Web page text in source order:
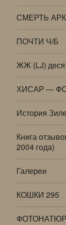
СМЕРТЬ
ПОЧТИ Ч/Б
ЖЖ (LJ)
ХИСАР —
История
Книга
2004 года)
Галереи
КОШКИ 295